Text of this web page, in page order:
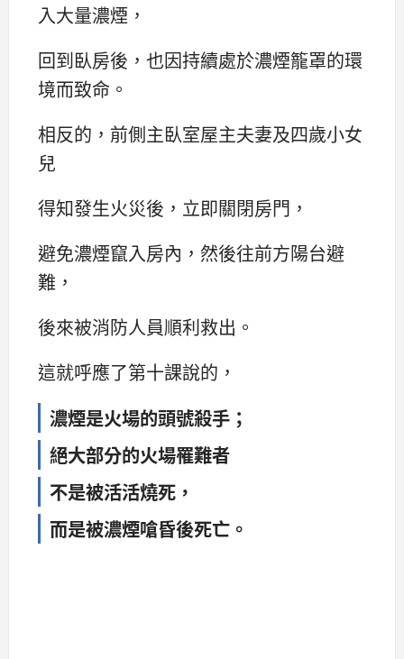
入大量濃煙，
回到臥房後，也因持續處於濃煙籠罩的環
境而致命。
相反的，前側主臥室屋主夫妻及四歲小女
兒
得知發生火災後，立即關閉房門，
避免濃煙竄入房內，然後往前方陽台避
難，
後來被消防人員順利救出。
這就呼應了第十課說的，
濃煙是火場的頭號殺手；
絕大部分的火場罹難者
不是被活活燒死，
而是被濃煙嗆昏後死亡。